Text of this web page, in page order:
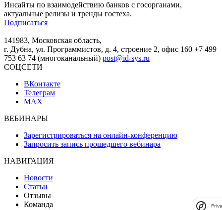
Инсайты по взаимодействию банков с госорганами,
актуальные релизы и тренды гостеха.
Подписаться
141983, Московская область,
г. Дубна, ул. Программистов, д. 4, строение 2, офис 160 +7 499
753 63 74 (многоканальный) post@id-sys.ru
СОЦСЕТИ
ВКонтакте
Телеграм
MAX
ВЕБИНАРЫ
Зарегистрироваться на онлайн-конференцию
Запросить запись прошедшего вебинара
НАВИГАЦИЯ
Новости
Статьи
Отзывы
Команда